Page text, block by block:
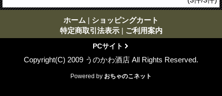
ホーム | ショッピングカート
特定商取引法表示 | ご利用案内
PCサイト
Copyright(C) 2009 うのかわ酒店 All Rights Reserved.
Powered by おちゃのこネット